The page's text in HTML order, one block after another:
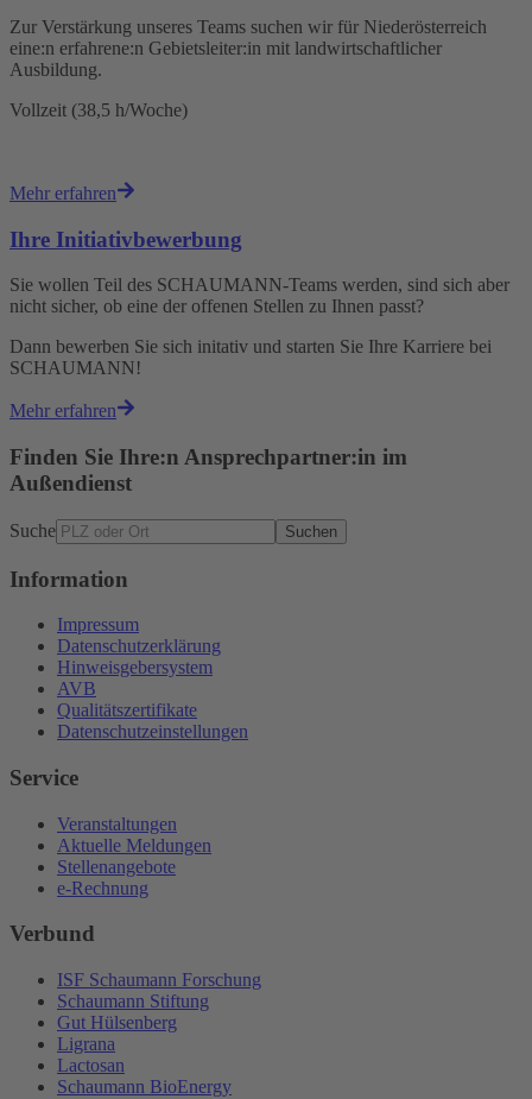
Zur Verstärkung unseres Teams suchen wir für Niederösterreich
eine:n erfahrene:n Gebietsleiter:in mit landwirtschaftlicher
Ausbildung.
Vollzeit (38,5 h/Woche)
Mehr erfahren
Ihre Initiativbewerbung
Sie wollen Teil des SCHAUMANN-Teams werden, sind sich aber
nicht sicher, ob eine der offenen Stellen zu Ihnen passt?
Dann bewerben Sie sich initativ und starten Sie Ihre Karriere bei
SCHAUMANN!
Mehr erfahren
Finden Sie Ihre:n Ansprechpartner:in im
Außendienst
Suche Suchen
Information
Impressum
Datenschutzerklärung
Hinweisgebersystem
AVB
Qualitätszertifikate
Datenschutzeinstellungen
Service
Veranstaltungen
Aktuelle Meldungen
Stellenangebote
e-Rechnung
Verbund
ISF Schaumann Forschung
Schaumann Stiftung
Gut Hülsenberg
Ligrana
Lactosan
Schaumann BioEnergy